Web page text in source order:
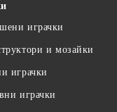
играчки
и мозайки
играчки
играчки